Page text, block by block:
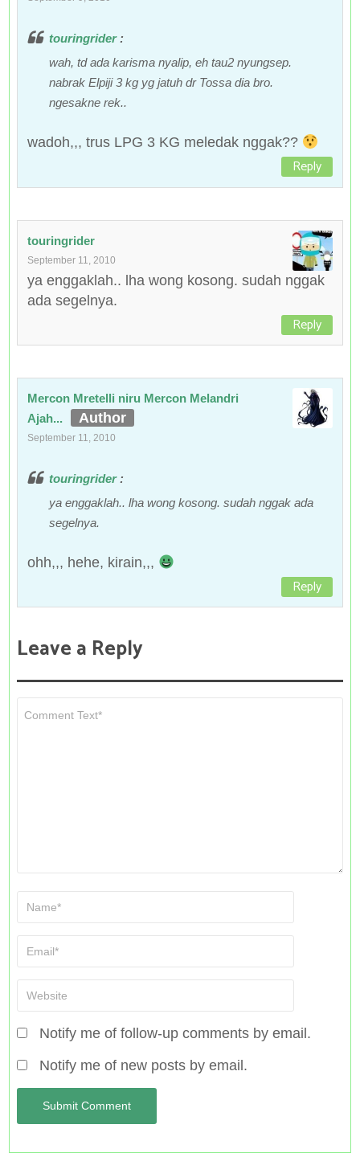
touringrider:
wah, td ada karisma nyalip, eh tau2 nyungsep.
nabrak Elpiji 3 kg yg jatuh dr Tossa dia bro.
ngesakne rek..
wadoh,,, trus LPG 3 KG meledak nggak??
Reply
touringrider
September 11, 2010
ya enggaklah.. lha wong kosong. sudah nggak
ada segelnya.
Reply
Mercon Mretelli niru Mercon Melandri
Ajah...
September 11, 2010
touringrider:
ya enggaklah.. lha wong kosong. sudah nggak ada
segelnya.
ohh,,, hehe, kirain,,,
Reply
Leave a Reply
Notify me of follow-up comments by email.
Notify me of new posts by email.